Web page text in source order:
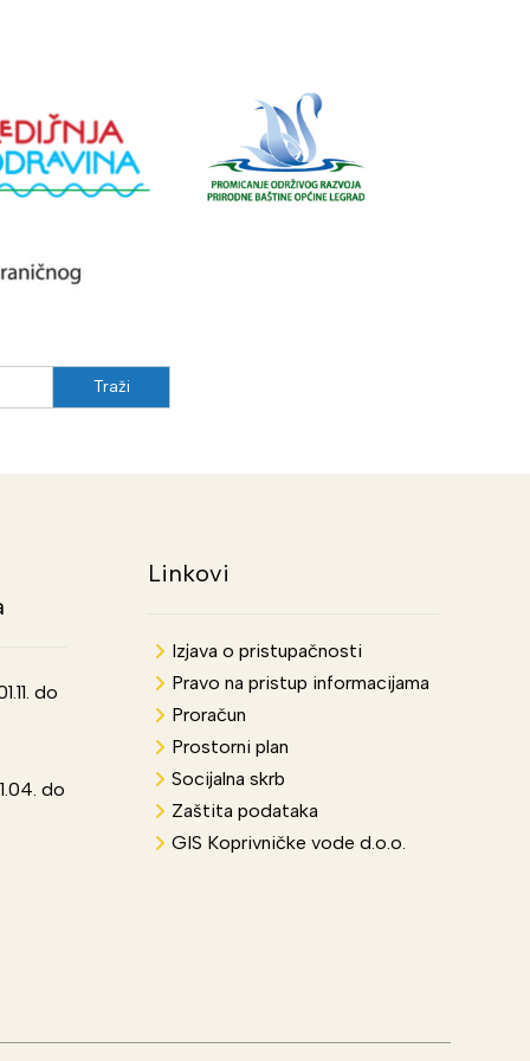
do
do
Linkovi
Izjava o pristupačnosti
Pravo na pristup informacijama
Proračun
Prostorni plan
Socijalna skrb
Zaštita podataka
GIS Koprivničke vode d.o.o.